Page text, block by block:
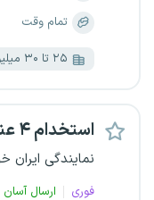
تمام وقت
۲۵ تا ۳۰ میلیون تومان
استخدام ۴ عنوان شغلی
نمایندگی ایران
فوری ارسال آسان